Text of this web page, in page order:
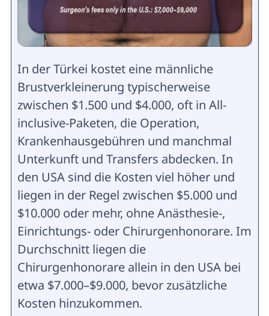
In der Türkei kostet eine männliche
Brustverkleinerung typischerweise
zwischen $1.500 und $4.000, oft in All-
inclusive-Paketen, die Operation,
Krankenhausgebühren und manchmal
Unterkunft und Transfers abdecken. In
den USA sind die Kosten viel höher und
liegen in der Regel zwischen $5.000 und
$10.000 oder mehr, ohne Anästhesie-,
Einrichtungs- oder Chirurgenhonorare. Im
Durchschnitt liegen die
Chirurgenhonorare allein in den USA bei
etwa $7.000–$9.000, bevor zusätzliche
Kosten hinzukommen.